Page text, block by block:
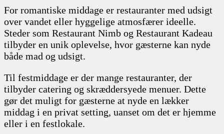
For romantiske middage er restauranter med udsigt
over vandet eller hyggelige atmosfærer ideelle.
Steder som Restaurant Nimb og Restaurant Kadeau
tilbyder en unik oplevelse, hvor gæsterne kan nyde
både mad og udsigt.
Til festmiddage er der mange restauranter, der
tilbyder catering og skræddersyede menuer. Dette
gør det muligt for gæsterne at nyde en lækker
middag i en privat setting, uanset om det er hjemme
eller i en festlokale.